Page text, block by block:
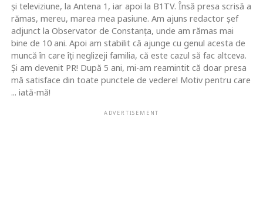
şi televiziune, la Antena 1, iar apoi la B1TV. Însă presa scrisă a
rămas, mereu, marea mea pasiune. Am ajuns redactor şef
adjunct la Observator de Constanţa, unde am rămas mai
bine de 10 ani. Apoi am stabilit că ajunge cu genul acesta de
muncă în care îţi neglizeji familia, că este cazul să fac altceva.
Şi am devenit PR! După 5 ani, mi-am reamintit că doar presa
mă satisface din toate punctele de vedere! Motiv pentru care
... iată-mă!
ADVERTISEMENT